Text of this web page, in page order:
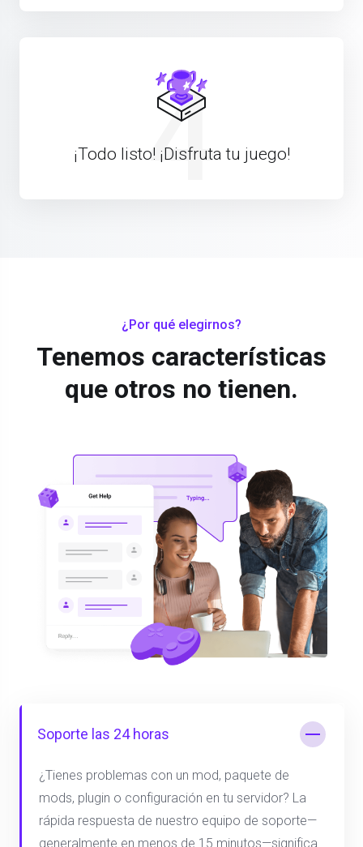
4
¡Todo listo! ¡Disfruta tu juego!
¿Por qué elegirnos?
Tenemos características
que otros no tienen.
Soporte las 24 horas
¿Tienes problemas con un mod, paquete de
mods, plugin o configuración en tu servidor? La
rápida respuesta de nuestro equipo de soporte—
generalmente en menos de 15 minutos—significa